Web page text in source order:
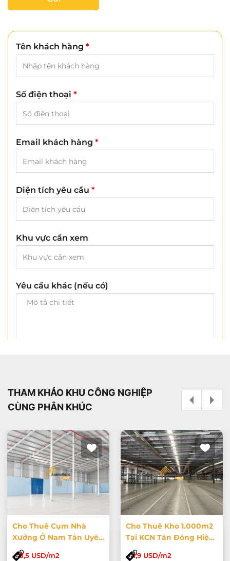
Tên khách hàng *
Số điện thoại *
Email khách hàng *
Diện tích yêu cầu *
Khu vực cần xem
Yêu cầu khác (nếu có)
THAM KHẢO KHU CÔNG NGHIỆP
CÙNG PHÂN KHÚC
Cho Thuê Cụm Nhà
Xưởng Ở Nam Tân Uyên
Diện Tích 16000m2
3,5 USD/m2
Cho Thuê Kho 1.000m2
Tại KCN Tân Đông Hiệp
B, Bình Dương
1,9 USD/m2